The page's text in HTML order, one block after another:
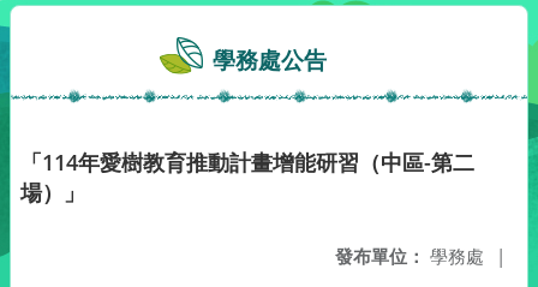
學務處公告
「114年愛樹教育推動計畫增能研習（中區-第二
場）」
發布單位： 學務處 |